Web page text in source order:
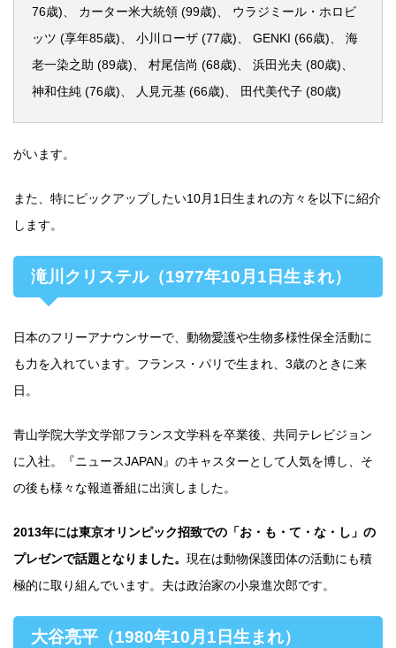
76歳)、 カーター米大統領 (99歳)、 ウラジミール・ホロビ
ッツ (享年85歳)、 小川ローザ (77歳)、 GENKI (66歳)、 海
老一染之助 (89歳)、 村尾信尚 (68歳)、 浜田光夫 (80歳)、
神和住純 (76歳)、 人見元基 (66歳)、 田代美代子 (80歳)
がいます。
また、特にピックアップしたい10月1日生まれの方々を以下に紹介
します。
滝川クリステル（1977年10月1日生まれ）
日本のフリーアナウンサーで、動物愛護や生物多様性保全活動に
も力を入れています。フランス・パリで生まれ、3歳のときに来
日。
青山学院大学文学部フランス文学科を卒業後、共同テレビジョン
に入社。『ニュースJAPAN』のキャスターとして人気を博し、そ
の後も様々な報道番組に出演しました。
2013年には東京オリンピック招致での「お・も・て・な・し」の
プレゼンで話題となりました。 現在は動物保護団体の活動にも積
極的に取り組んでいます。夫は政治家の小泉進次郎です。
大谷亮平（1980年10月1日生まれ）